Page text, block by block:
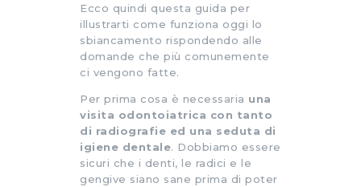
Ecco quindi questa guida per
illustrarti come funziona oggi lo
sbiancamento rispondendo alle
domande che più comunemente
ci vengono fatte.
Per prima cosa è necessaria una
visita odontoiatrica con tanto
di radiografie ed una seduta di
igiene dentale. Dobbiamo essere
sicuri che i denti, le radici e le
gengive siano sane prima di poter